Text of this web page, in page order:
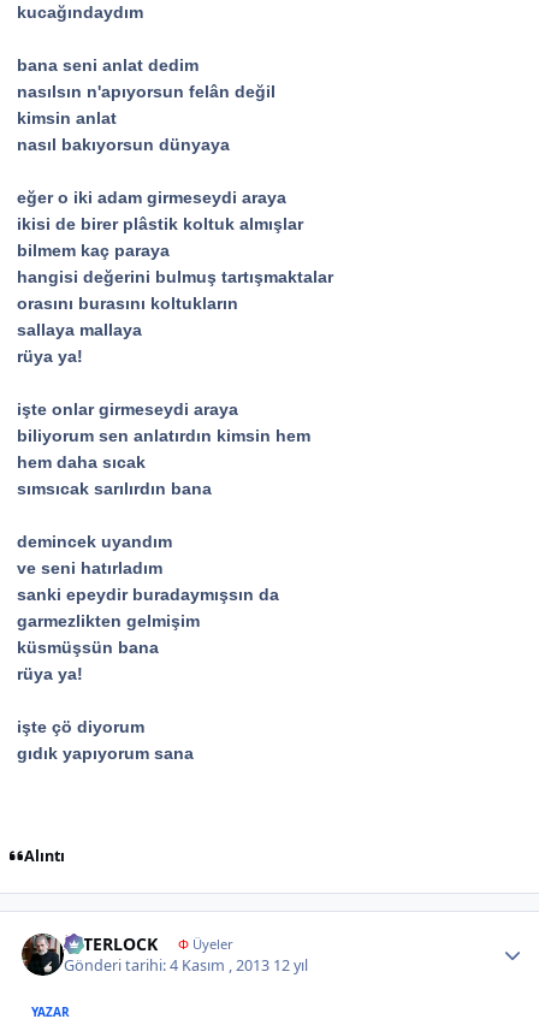
kucağındaydım
bana seni anlat dedim
nasılsın n'apıyorsun felân değil
kimsin anlat
nasıl bakıyorsun dünyaya
eğer o iki adam girmeseydi araya
ikisi de birer plâstik koltuk almışlar
bilmem kaç paraya
hangisi değerini bulmuş tartışmaktalar
orasını burasını koltukların
sallaya mallaya
rüya ya!
işte onlar girmeseydi araya
biliyorum sen anlatırdın kimsin hem
hem daha sıcak
sımsıcak sarılırdın bana
demincek uyandım
ve seni hatırladım
sanki epeydir buradaymışsın da
garmezlikten gelmişim
küsmüşsün bana
rüya ya!
işte çö diyorum
gıdık yapıyorum sana
Alıntı
İNTERLOCK ΦÜyeler
Gönderi tarihi:4 Kasım , 2013 12 yıl
YAZAR